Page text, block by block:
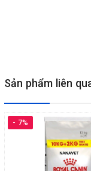
Khẩu phần ăn cho mèo
Thành phần
Các chất chiết xuất từ
Sản phẩm liên
- 7%